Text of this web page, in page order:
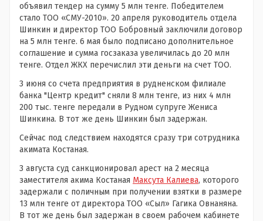
объявил тендер на сумму 5 млн тенге. Победителем
стало ТОО «СМУ-2010». 20 апреля руководитель отдела
Шинкин и директор ТОО Бобровный заключили договор
на 5 млн тенге. 6 мая было подписано дополнительное
соглашение и сумма госзаказа увеличилась до 20 млн
тенге. Отдел ЖКХ перечислил эти деньги на счет ТОО.
3 июня со счета предприятия в рудненском филиале
банка "Центр кредит" сняли 8 млн тенге, из них 4 млн
200 тыс. тенге передали в Рудном супруге Жениса
Шинкина. В тот же день Шинкин был задержан.
Сейчас под следствием находятся сразу три сотрудника
акимата Костаная.
3 августа суд санкционировал арест на 2 месяца
заместителя акима Костаная Максута Калиева, которого
задержали с поличным при получении взятки в размере
13 млн тенге от директора ТОО «Сыл» Гагика Овнаняна.
В тот же день был задержан в своем рабочем кабинете